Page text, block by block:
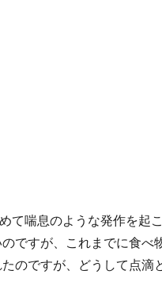
て喘息のような発作を起
ですが、これまでに食
のですが、どうして点